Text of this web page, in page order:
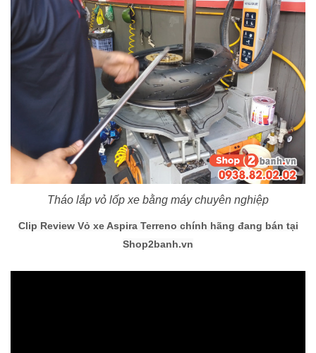
Tháo lắp vỏ lốp xe bằng máy chuyên nghiệp
Clip Review Vỏ xe Aspira Terreno chính hãng đang bán tại
Shop2banh.vn